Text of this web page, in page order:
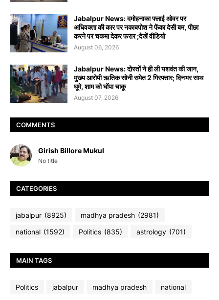
Jabalpur News: दमोहनाका फ्लाई ओवर पर
अधिवक्ता की कार पर नकाबपोश ने फेंका देसी बम, पीछा
करने पर चकमा देकर फरार ;देखें वीडियो
August 06, 2026
Jabalpur News: दोस्तों ने ही ली यशवंत की जान,
मुख्य आरोपी ऋतिक सोनी समेत 2 गिरफ्तार; दिनभर साथ
घूमे, शाम को घोंपा चाकू
August 07, 2026
COMMENTS
Girish Billore Mukul
No title
CATEGORIES
jabalpur (8925) madhya pradesh (2981)
national (1592) Politics (835) astrology (701)
MAIN TAGS
Politics jabalpur madhya pradesh national